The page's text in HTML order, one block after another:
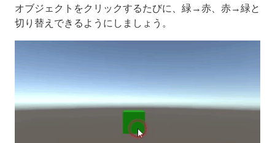
オブジェクトをクリックするたびに、緑→赤、赤→緑と
切り替えできるようにしましょう。